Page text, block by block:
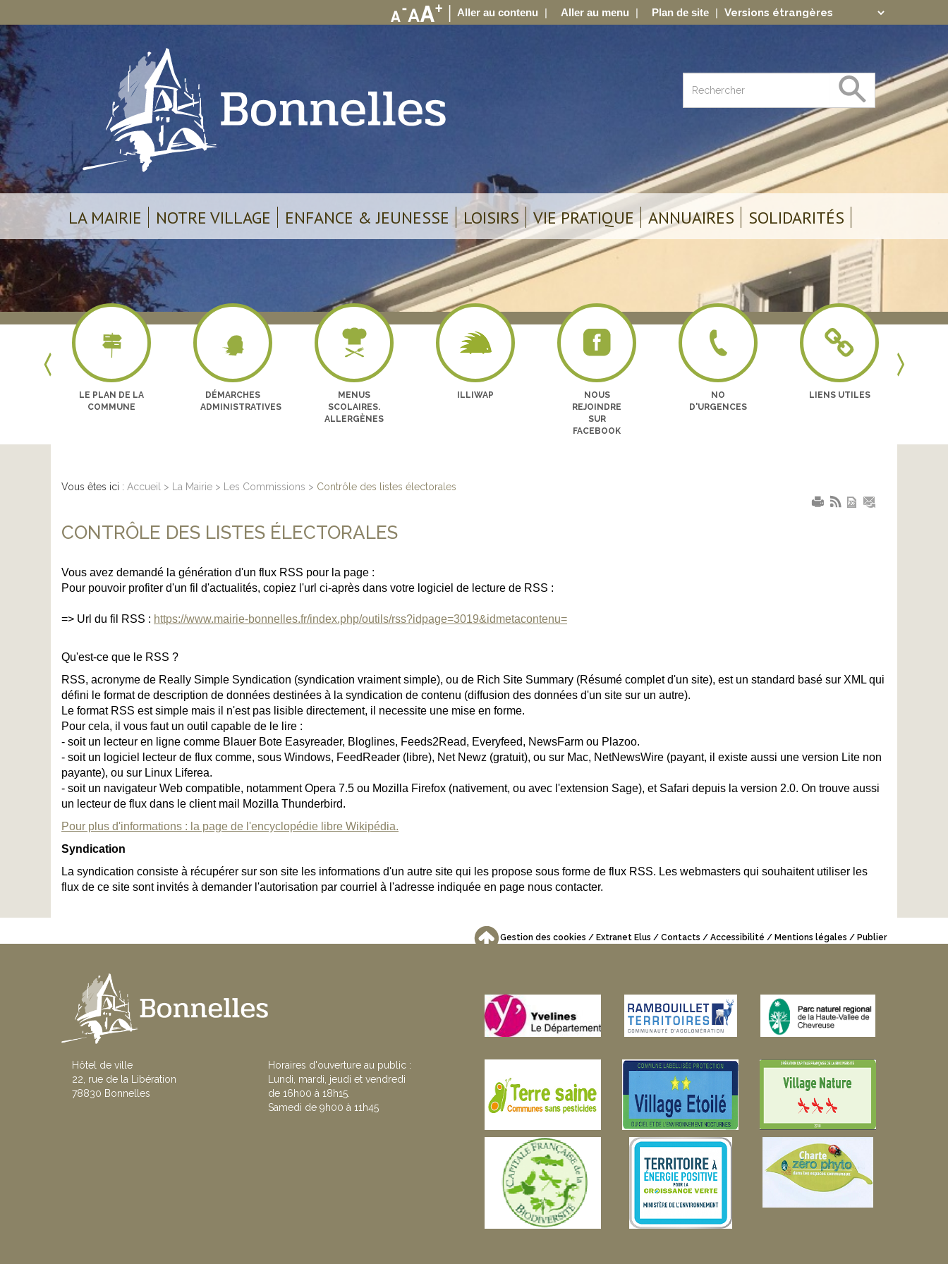
Aller au contenu Aller au menu Plan de site
LA MAIRIE NOTRE VILLAGE ENFANCE & JEUNESSE LOISIRS VIE PRATIQUE ANNUAIRES SOLIDARITÉS
Previous
LE PLAN DE LA
COMMUNE
DÉMARCHES
ADMINISTRATIVES
MENUS
SCOLAIRES.
ALLERGÈNES
ILLIWAP
NOUS
REJOINDRE
SUR
FACEBOOK
NO
D'URGENCES
LIENS UTILES
Next
Vous êtes ici : Accueil > La Mairie > Les Commissions > Contrôle des listes électorales
CONTRÔLE DES LISTES ÉLECTORALES
Vous avez demandé la génération d'un flux RSS pour la page :
Pour pouvoir profiter d'un fil d'actualités, copiez l'url ci-après dans votre logiciel de lecture de RSS :
=> Url du fil RSS : https://www.mairie-bonnelles.fr/index.php/outils/rss?idpage=3019&idmetacontenu=
Qu'est-ce que le RSS ?
RSS, acronyme de Really Simple Syndication (syndication vraiment simple), ou de Rich Site Summary (Résumé complet d'un site), est un standard basé sur XML qui
défini le format de description de données destinées à la syndication de contenu (diffusion des données d'un site sur un autre).
Le format RSS est simple mais il n'est pas lisible directement, il necessite une mise en forme.
Pour cela, il vous faut un outil capable de le lire :
- soit un lecteur en ligne comme Blauer Bote Easyreader, Bloglines, Feeds2Read, Everyfeed, NewsFarm ou Plazoo.
- soit un logiciel lecteur de flux comme, sous Windows, FeedReader (libre), Net Newz (gratuit), ou sur Mac, NetNewsWire (payant, il existe aussi une version Lite non
payante), ou sur Linux Liferea.
- soit un navigateur Web compatible, notamment Opera 7.5 ou Mozilla Firefox (nativement, ou avec l'extension Sage), et Safari depuis la version 2.0. On trouve aussi
un lecteur de flux dans le client mail Mozilla Thunderbird.
Pour plus d'informations : la page de l'encyclopédie libre Wikipédia.
Syndication
La syndication consiste à récupérer sur son site les informations d'un autre site qui les propose sous forme de flux RSS. Les webmasters qui souhaitent utiliser les
flux de ce site sont invités à demander l'autorisation par courriel à l'adresse indiquée en page nous contacter.
Gestion des cookies Extranet Elus Contacts Accessibilité Mentions légales Publier
Hôtel de ville
22, rue de la Libération
78830 Bonnelles
Horaires d'ouverture au public :
Lundi, mardi, jeudi et vendredi
de 16h00 à 18h15.
Samedi de 9h00 à 11h45